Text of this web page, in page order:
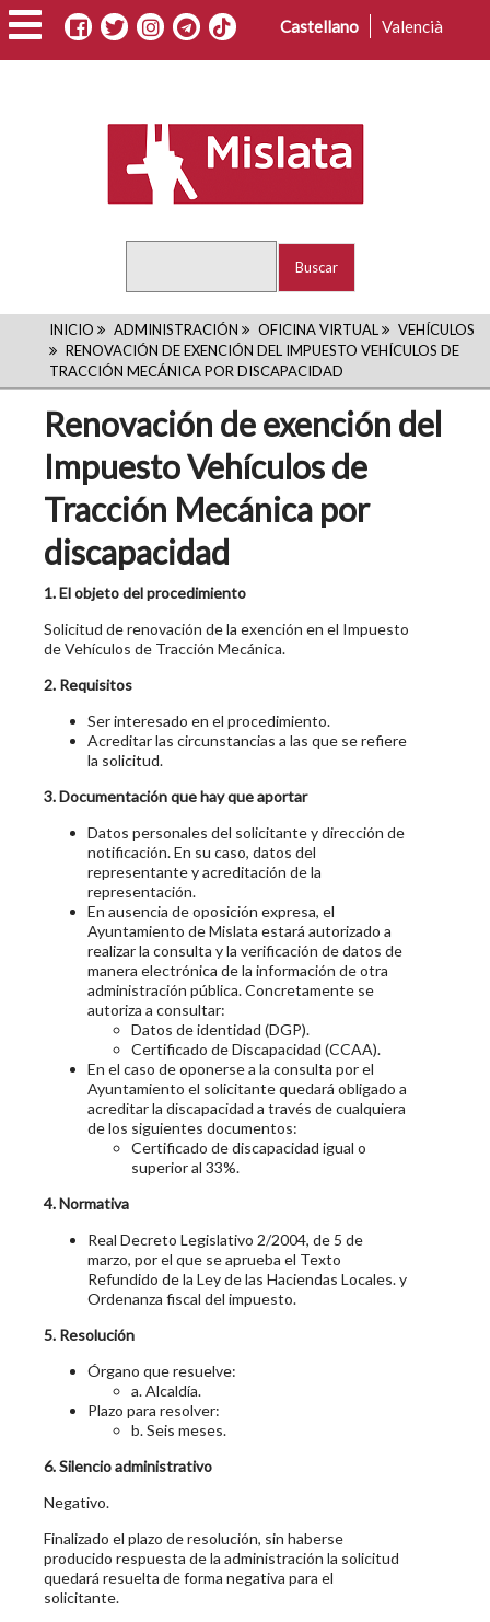
Pasar
al
contenido
Castellano Valencià
RUTA
DE
NAVEGACIÓN
INICIO ADMINISTRACIÓN OFICINA VIRTUAL
VEHÍCULOS
RENOVACIÓN DE EXENCIÓN DEL IMPUESTO VEHÍCULOS DE
TRACCIÓN MECÁNICA POR DISCAPACIDAD
Renovación de exención del
Impuesto Vehículos de
Tracción Mecánica por
discapacidad
1. El objeto del procedimiento
Solicitud de renovación de la exención en el Impuesto
de Vehículos de Tracción Mecánica.
2. Requisitos
Ser interesado en el procedimiento.
Acreditar las circunstancias a las que se refiere
la solicitud.
3. Documentación que hay que aportar
Datos personales del solicitante y dirección de
notificación. En su caso, datos del
representante y acreditación de la
representación.
En ausencia de oposición expresa, el
Ayuntamiento de Mislata estará autorizado a
realizar la consulta y la verificación de datos de
manera electrónica de la información de otra
administración pública. Concretamente se
autoriza a consultar:
Datos de identidad (DGP).
Certificado de Discapacidad (CCAA).
En el caso de oponerse a la consulta por el
Ayuntamiento el solicitante quedará obligado a
acreditar la discapacidad a través de cualquiera
de los siguientes documentos:
Certificado de discapacidad igual o
superior al 33%.
4. Normativa
Real Decreto Legislativo 2/2004, de 5 de
marzo, por el que se aprueba el Texto
Refundido de la Ley de las Haciendas Locales. y
Ordenanza fiscal del impuesto.
5. Resolución
Órgano que resuelve:
a. Alcaldía.
Plazo para resolver:
b. Seis meses.
6. Silencio administrativo
Negativo.
Finalizado el plazo de resolución, sin haberse
producido respuesta de la administración la solicitud
quedará resuelta de forma negativa para el
solicitante.